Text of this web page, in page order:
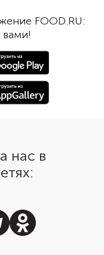
яблоко, особенно
сладкое, и киви.
подойдет как сырая,
отварная. При
положить даже
корейски: в этом
будет еще и с
FOOD.RU:
вами!
нас в